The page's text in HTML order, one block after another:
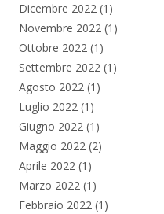
Dicembre 2022 (1)
Novembre 2022 (1)
Ottobre 2022 (1)
Settembre 2022 (1)
Agosto 2022 (1)
Luglio 2022 (1)
Giugno 2022 (1)
Maggio 2022 (2)
Aprile 2022 (1)
Marzo 2022 (1)
Febbraio 2022 (1)